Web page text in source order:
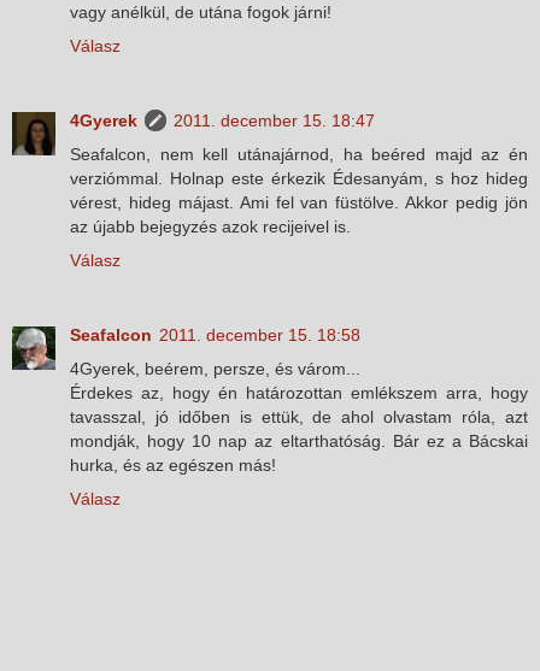
vagy anélkül, de utána fogok járni!
Válasz
4Gyerek
2011. december 15. 18:47
Seafalcon, nem kell utánajárnod, ha beéred majd az én
verziómmal. Holnap este érkezik Édesanyám, s hoz hideg
vérest, hideg májast. Ami fel van füstölve. Akkor pedig jön
az újabb bejegyzés azok recijeivel is.
Válasz
Seafalcon 2011. december 15. 18:58
4Gyerek, beérem, persze, és várom...
Érdekes az, hogy én határozottan emlékszem arra, hogy
tavasszal, jó időben is ettük, de ahol olvastam róla, azt
mondják, hogy 10 nap az eltarthatóság. Bár ez a Bácskai
hurka, és az egészen más!
Válasz